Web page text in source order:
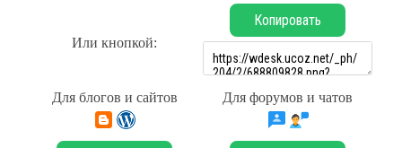
Или кнопкой:
Копировать
Для блогов и сайтов Для форумов и чатов